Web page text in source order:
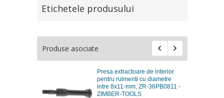
Etichetele produsului
Produse asociate
Presa extractoare de interior
pentru rulmenti cu diametre
intre 8х11-mm, ZR-36PB0811 -
ZIMBER-TOOLS